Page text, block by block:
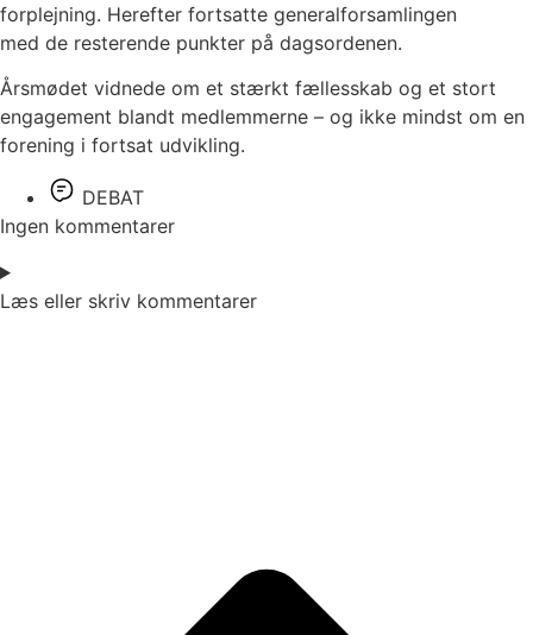
forplejning. Herefter fortsatte generalforsamlingen
med de resterende punkter på dagsordenen.
Årsmødet vidnede om et stærkt fællesskab og et stort
engagement blandt medlemmerne – og ikke mindst om en
forening i fortsat udvikling.
DEBAT
Ingen kommentarer
Læs eller skriv kommentarer